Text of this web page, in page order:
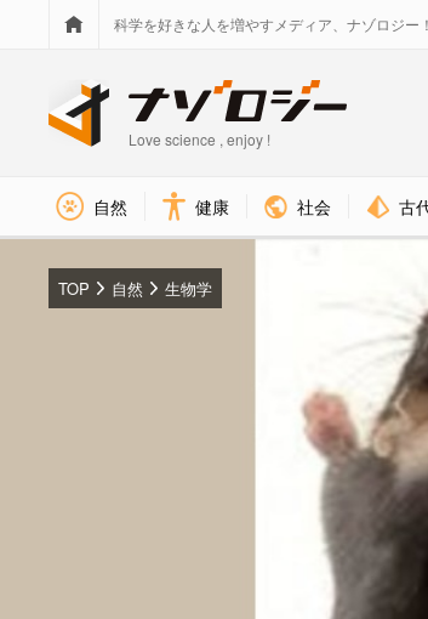
科学を好きな人を増やすメディア、ナゾロジー
Love science , enjoy !
自然 健康 社会 古
TOP 自然 生物学